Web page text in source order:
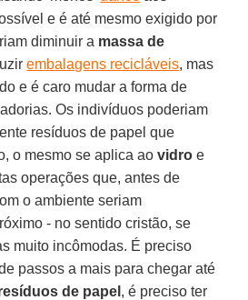
e é até mesmo exigido por
diminuir a massa de
embalagens recicláveis, mas
e é caro mudar a forma de
Os indivíduos poderiam
resíduos de papel que
o mesmo se aplica aovidro e
operações que, antes de
o ambiente seriam
- no sentido cristão, se
muito incômodas. É preciso
passos a mais para chegar até
de papel , é preciso ter